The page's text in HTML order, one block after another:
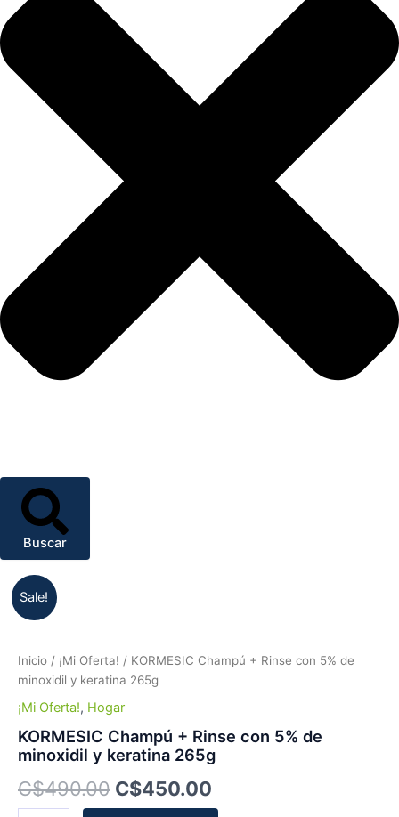
Buscar
Sale!
Inicio / ¡Mi Oferta! / KORMESIC Champú + Rinse con 5% de
minoxidil y keratina 265g
¡Mi Oferta!, Hogar
KORMESIC Champú + Rinse con 5% de
minoxidil y keratina 265g
C$490.00
was:
C$490.00.
C$450.00
is:
KORMESIC
Champú
con
5%
minoxidil
y
keratina
cantidad